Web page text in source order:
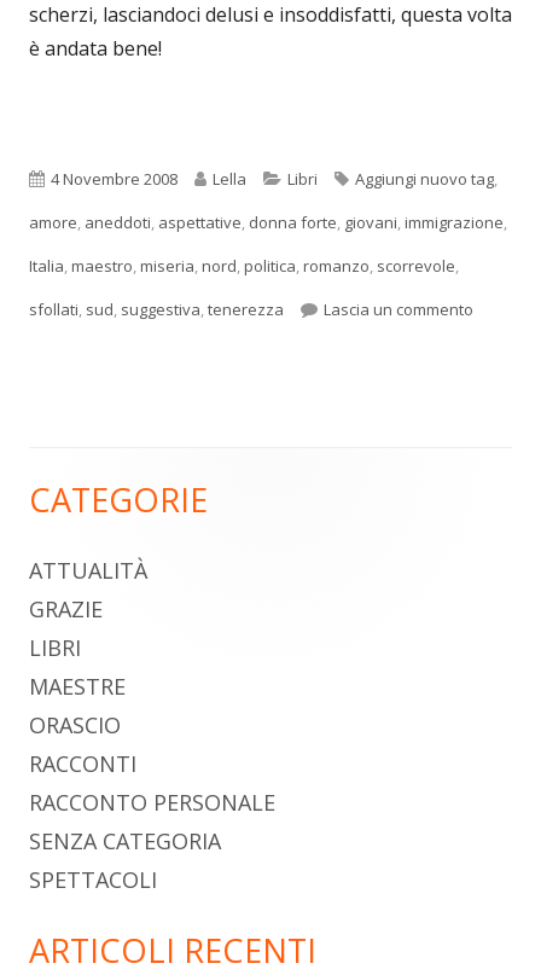
scherzi, lasciandoci delusi e insoddisfatti, questa volta
è andata bene!
Pubblicato
4 Novembre 2008 Autore
Lella Categorie
Libri Tag
Aggiungi nuovo tag,
amore, aneddoti, aspettative, donna forte, giovani,immigrazione,
Italia,maestro,miseria,nord,politica,romanzo, scorrevole,
sfollati, sud, suggestiva,tenerezza Lascia un commento
Barra
laterale
principale
CATEGORIE
ATTUALITÀ
GRAZIE
LIBRI
MAESTRE
ORASCIO
RACCONTI
RACCONTO PERSONALE
SENZA CATEGORIA
SPETTACOLI
ARTICOLI RECENTI